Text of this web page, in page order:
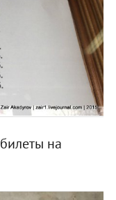
на